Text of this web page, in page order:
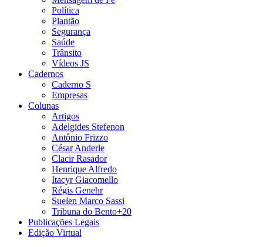
Política
Plantão
Segurança
Saúde
Trânsito
Vídeos JS
Cadernos
Caderno S
Empresas
Colunas
Artigos
Adelgides Stefenon
Antônio Frizzo
César Anderle
Clacir Rasador
Henrique Alfredo
Itacyr Giacomello
Régis Genehr
Suelen Marco Sassi
Tribuna do Bento+20
Publicações Legais
Edição Virtual